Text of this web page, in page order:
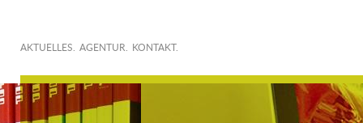
AKTUELLES. AGENTUR. KONTAKT.